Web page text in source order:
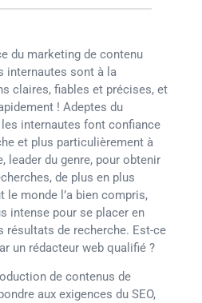
du marketing de contenu
internautes sont à la
claires, fiables et précises, et
! Adeptes du
internautes font confiance
et plus particulièrement à
leader du genre, pour obtenir
de plus en plus
le monde l’a bien compris,
intense pour se placer en
résultats de recherche. Est-ce
un rédacteur web qualifié ?
de contenus de
aux exigences du SEO,